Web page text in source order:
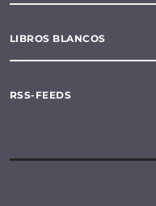
LIBROS BLANCOS
RSS-FEEDS